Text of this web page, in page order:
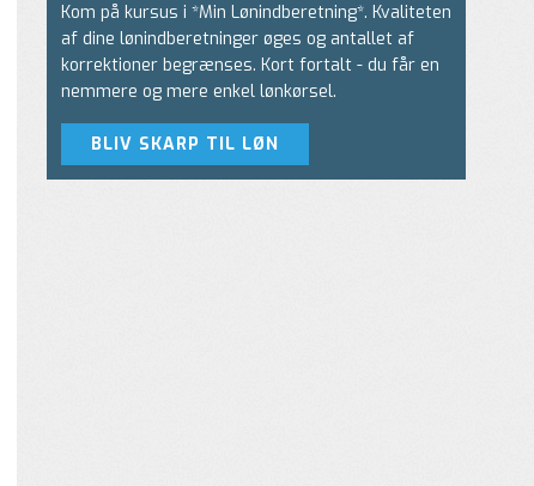
Kom på kursus i *Min Lønindberetning*. Kvaliteten
af dine lønindberetninger øges og antallet af
korrektioner begrænses. Kort fortalt - du får en
nemmere og mere enkel lønkørsel.
BLIV SKARP TIL LØN